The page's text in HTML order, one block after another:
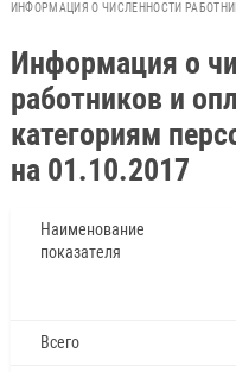
ИНФОРМАЦИЯ О ЧИСЛЕННОСТИ
Информация о
работников и
категориям
на 01.10.2017
Наименование
показателя
Всего